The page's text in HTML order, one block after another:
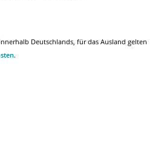
Deutschlands, für das Ausland gelten
.